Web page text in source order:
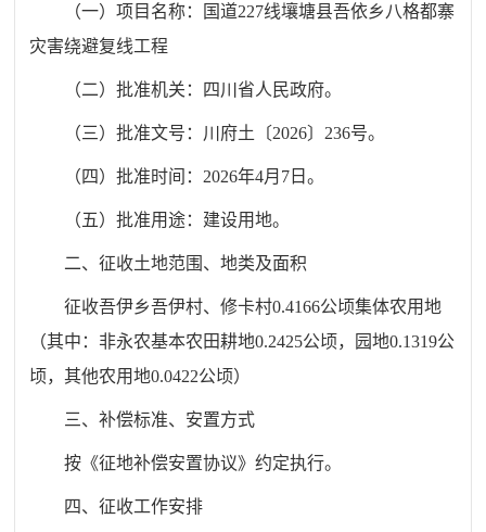
（一）项目名称：国道227线壤塘县吾依乡八格都寨
灾害绕避复线工程
（二）批准机关：四川省人民政府。
（三）批准文号：川府土〔2026〕 236号。
（四）批准时间： 2026年4月 7 日。
（五）批准用途：建设用地。
二、征收土地范围、地类及面积
征收吾伊乡吾伊村、修卡村0.4166公顷集体农用地
（其中：非永农基本农田耕地0.2425公顷，园地0.1319公
顷，其他农用地0.0422公顷）
三、补偿标准、安置方式
按《征地补偿安置协议》约定执行。
四、征收工作安排